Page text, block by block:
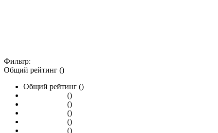
Фильтр:
Общий рейтинг ()
Общий рейтинг ()
()
()
()
()
()